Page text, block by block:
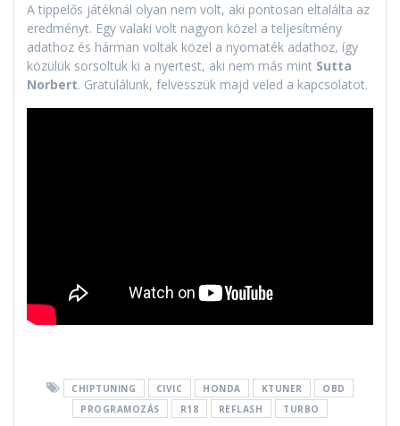
A tippelős játéknál olyan nem volt, aki pontosan eltalálta az
eredményt. Egy valaki volt nagyon közel a teljesítmény
adathoz és hárman voltak közel a nyomaték adathoz, így
közülük sorsoltuk ki a nyertest, aki nem más mint Sutta
Norbert. Gratulálunk, felvesszük majd veled a kapcsolatot.
CHIPTUNING CIVIC HONDA KTUNER
OBD
PROGRAMOZÁS
R18 REFLASH TURBO